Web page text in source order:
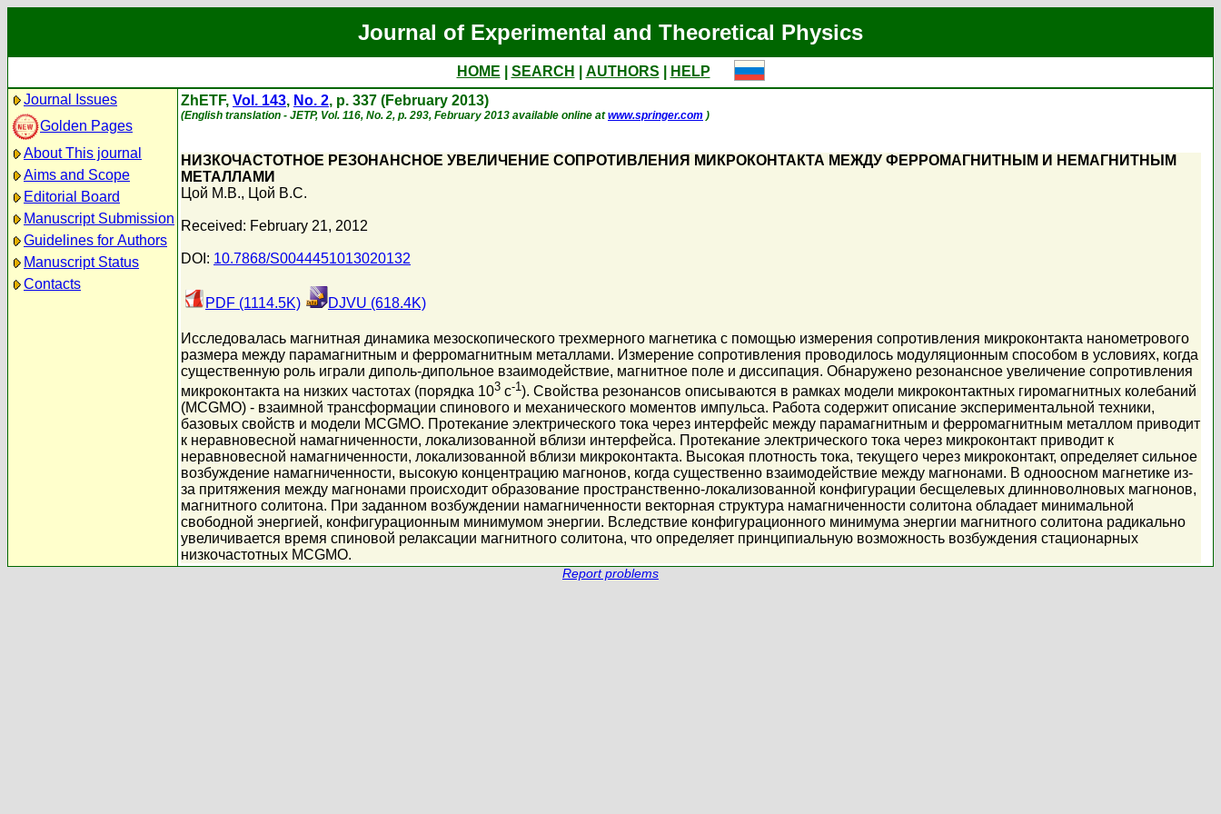
Journal of Experimental and Theoretical Physics
HOME SEARCH AUTHORS
HELP
Journal Issues
Golden Pages
About This journal
Aims and Scope
Editorial Board
Manuscript Submission
Guidelines for Authors
Manuscript Status
Contacts
ZhETF, Vol. 143, No. 2, p. 337 (February 2013)
(English translation - JETP, Vol. 116, No. 2, p. 293, February 2013 available online atwww.springer.com )
НИЗКОЧАСТОТНОЕ РЕЗОНАНСНОЕ УВЕЛИЧЕНИЕ СОПРОТИВЛЕНИЯ МИКРОКОНТАКТА МЕЖДУ ФЕРРОМАГНИТНЫМ И НЕМАГНИТНЫМ
МЕТАЛЛАМИ
Цой М.В., Цой В.С.
Received: February 21, 2012
DOI: 10.7868/S0044451013020132
PDF (1114.5K) DJVU (618.4K)
Исследовалась магнитная динамика мезоскопического трехмерного магнетика с помощью измерения сопротивления микроконтакта нанометрового
размера между парамагнитным и ферромагнитным металлами. Измерение сопротивления проводилось модуляционным способом в условиях, когда
существенную роль играли диполь-дипольное взаимодействие, магнитное поле и диссипация. Обнаружено резонансное увеличение сопротивления
микроконтакта на низких частотах (порядка 103 с-1). Свойства резонансов описываются в рамках модели микроконтактных гиромагнитных колебаний
(MCGMO) - взаимной трансформации спинового и механического моментов импульса. Работа содержит описание экспериментальной техники,
базовых свойств и модели MCGMO. Протекание электрического тока через интерфейс между парамагнитным и ферромагнитным металлом приводит
к неравновесной намагниченности, локализованной вблизи интерфейса. Протекание электрического тока через микроконтакт приводит к
неравновесной намагниченности, локализованной вблизи микроконтакта. Высокая плотность тока, текущего через микроконтакт, определяет сильное
возбуждение намагниченности, высокую концентрацию магнонов, когда существенно взаимодействие между магнонами. В одноосном магнетике из-
за притяжения между магнонами происходит образование пространственно-локализованной конфигурации бесщелевых длинноволновых магнонов,
магнитного солитона. При заданном возбуждении намагниченности векторная структура намагниченности солитона обладает минимальной
свободной энергией, конфигурационным минимумом энергии. Вследствие конфигурационного минимума энергии магнитного солитона радикально
увеличивается время спиновой релаксации магнитного солитона, что определяет принципиальную возможность возбуждения стационарных
низкочастотных MCGMO.
Report problems